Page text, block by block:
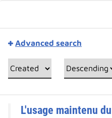
Advanced search
L'usage maintenu